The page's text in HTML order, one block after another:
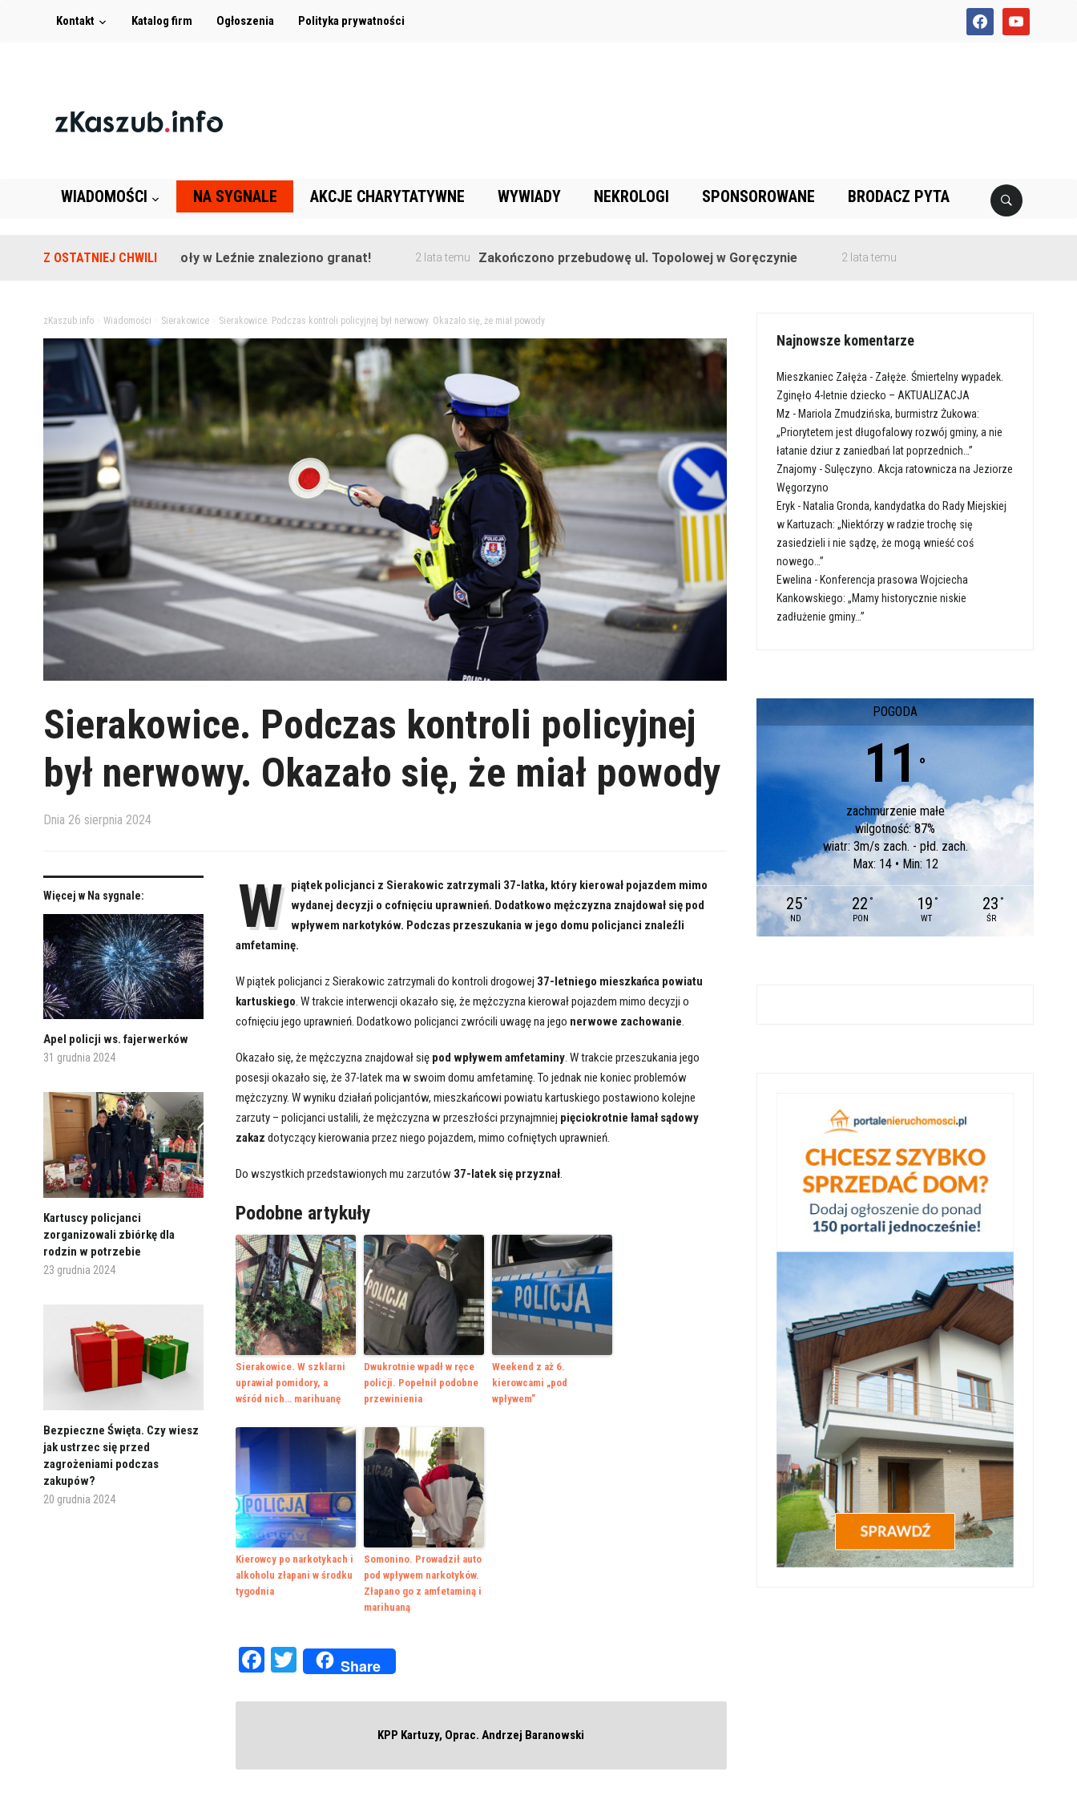
facebookyoutube
Kontakt Katalog firm Ogłoszenia Polityka prywatności
WIADOMOŚCI NA SYGNALE AKCJE CHARYTATYWNE WYWIADY NEKROLOGI SPONSOROWANE BRODACZ PYTA
Z OSTATNIEJ CHWILI
Na terenie szkoły w Leźnie znaleziono granat! 2 lata temu Zakończono przebudowę ul. Topolowej w Goręczynie 2 lata temu
zKaszub.info> Wiadomości Sierakowice> Sierakowice. Podczas kontroli policyjnej był nerwowy. Okazało się, że miał powody
Sierakowice. Podczas kontroli policyjnej
był nerwowy. Okazało się, że miał powody
Dnia 26 sierpnia 2024
Więcej w Na sygnale:
Apel policji ws. fajerwerków
31 grudnia 2024
Kartuscy policjanci
zorganizowali zbiórkę dla
rodzin w potrzebie
23 grudnia 2024
Bezpieczne Święta. Czy wiesz
jak ustrzec się przed
zagrożeniami podczas
zakupów?
20 grudnia 2024
W
piątek policjanci z Sierakowic zatrzymali 37-latka, który kierował pojazdem mimo
wydanej decyzji o cofnięciu uprawnień. Dodatkowo mężczyzna znajdował się pod
wpływem narkotyków. Podczas przeszukania w jego domu policjanci znaleźli
amfetaminę.
W piątek policjanci z Sierakowic zatrzymali do kontroli drogowej 37-letniego mieszkańca powiatu
kartuskiego . W trakcie interwencji okazało się, że mężczyzna kierował pojazdem mimo decyzji o
cofnięciu jego uprawnień. Dodatkowo policjanci zwrócili uwagę na jego nerwowe zachowanie
Okazało się, że mężczyzna znajdował się pod wpływem amfetaminy. W trakcie przeszukania jego
posesji okazało się, że 37-latek ma w swoim domu amfetaminę. To jednak nie koniec problemów
mężczyzny. W wyniku działań policjantów, mieszkańcowi powiatu kartuskiego postawiono kolejne
zarzuty – policjanci ustalili, że mężczyzna w przeszłości przynajmniej pięciokrotnie łamał sądowy
zakaz dotyczący kierowania przez niego pojazdem, mimo cofniętych uprawnień.
Do wszystkich przedstawionych mu zarzutów 37-latek się przyznał.
Podobne artykuły
Sierakowice. W szklarni
uprawiał pomidory, a
wśród nich… marihuanę
Dwukrotnie wpadł w ręce
policji. Popełnił podobne
przewinienia
Weekend z aż 6.
kierowcami „pod
wpływem”
Kierowcy po narkotykach i
alkoholu złapani w środku
tygodnia
Somonino. Prowadził auto
pod wpływem narkotyków.
Złapano go z amfetaminą i
marihuaną
Facebook
Twitter
Share
KPP Kartuzy, Oprac. Andrzej Baranowski
Najnowsze komentarze
Mieszkaniec Załęża - Załęże. Śmiertelny wypadek.
Zginęło 4-letnie dziecko – AKTUALIZACJA
Mz - Mariola Zmudzińska, burmistrz Żukowa:
„Priorytetem jest długofalowy rozwój gminy, a nie
łatanie dziur z zaniedbań lat poprzednich…”
Znajomy -Sulęczyno. Akcja ratownicza na Jeziorze
Węgorzyno
Eryk - Natalia Gronda, kandydatka do Rady Miejskiej
w Kartuzach: „Niektórzy w radzie trochę się
zasiedzieli i nie sądzę, że mogą wnieść coś
nowego…”
Ewelina - Konferencja prasowa Wojciecha
Kankowskiego: „Mamy historycznie niskie
zadłużenie gminy…”
POGODA
11 °
zachmurzenie małe
wilgotność: 87%
wiatr: 3m/s zach. - płd. zach.
Max: 14 • Min: 12
25 °
ND
22 °
PON
19 °
WT
23 °
ŚR